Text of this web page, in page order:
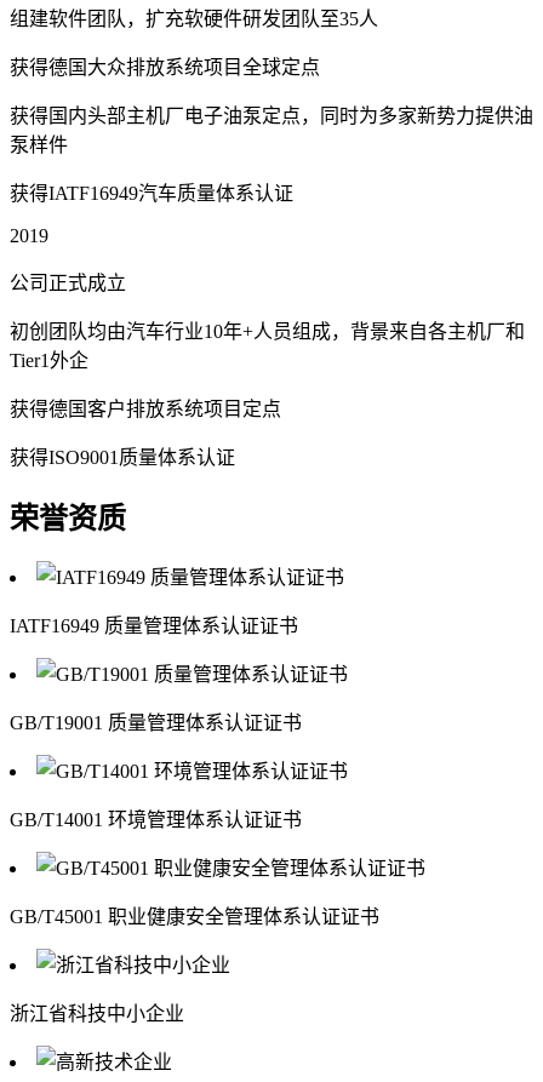
组建软件团队，扩充软硬件研发团队至35人
获得德国大众排放系统项目全球定点
获得国内头部主机厂电子油泵定点，同时为多家新势力提供油
泵样件
获得IATF16949汽车质量体系认证
2019
公司正式成立
初创团队均由汽车行业10年+人员组成，背景来自各主机厂和
Tier1外企
获得德国客户排放系统项目定点
获得ISO9001质量体系认证
荣誉资质
IATF16949 质量管理体系认证证书
GB/T19001 质量管理体系认证证书
GB/T14001 环境管理体系认证证书
GB/T45001 职业健康安全管理体系认证证书
浙江省科技中小企业